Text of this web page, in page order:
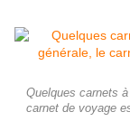
Quelques carnets
carnet de voyage